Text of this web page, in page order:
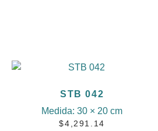
STB 042
Medida:30 × 20 cm
$4,291.14